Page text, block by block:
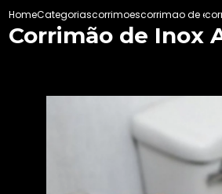
HomeCategoriascorrimoescorrimao de
Corrimão de Inox